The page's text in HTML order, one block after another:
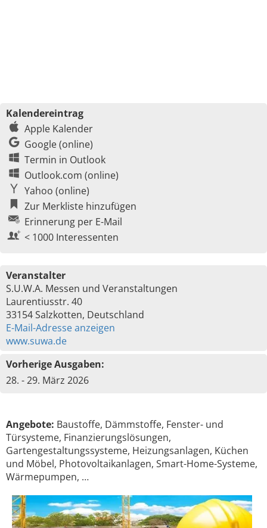
Kalendereintrag
Apple Kalender
Google (online)
Termin in Outlook
Outlook.com (online)
Yahoo (online)
Zur Merkliste hinzufügen
Erinnerung per E-Mail
< 1000 Interessenten
Veranstalter
S.U.W.A. Messen und Veranstaltungen
Laurentiusstr. 40
33154 Salzkotten, Deutschland
E-Mail-Adresse anzeigen
www.suwa.de
Vorherige Ausgaben:
28. - 29. März 2026
Angebote: Baustoffe, Dämmstoffe, Fenster- und
Türsysteme, Finanzierungslösungen,
Gartengestaltungssysteme, Heizungsanlagen, Küchen
und Möbel, Photovoltaikanlagen, Smart-Home-Systeme,
Wärmepumpen, …